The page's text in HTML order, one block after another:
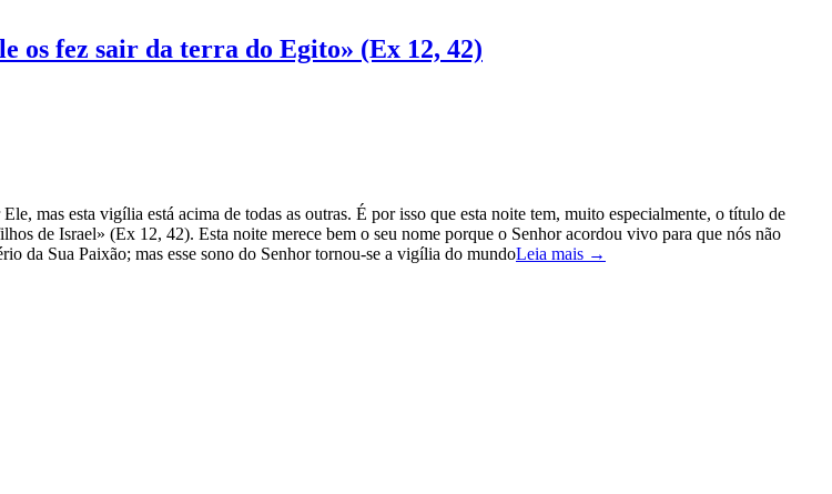
os fez sair da terra do Egito» (Ex 12, 42)
mas esta vigília está acima de todas as outras. É por isso que esta noite tem, muito especialmente, o título de
de Israel» (Ex 12, 42). Esta noite merece bem o seu nome porque o Senhor acordou vivo para que nós não
da Sua Paixão; mas esse sono do Senhor tornou-se a vigília do mundoLeia mais →